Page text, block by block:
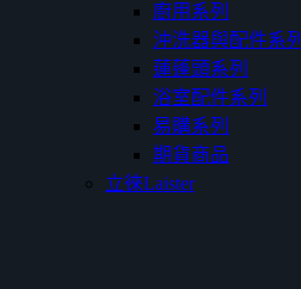
廚用系列
沖洗器與配件系列
蓮蓬頭系列
浴室配件系列
易購系列
期貨商品
立徠Laister